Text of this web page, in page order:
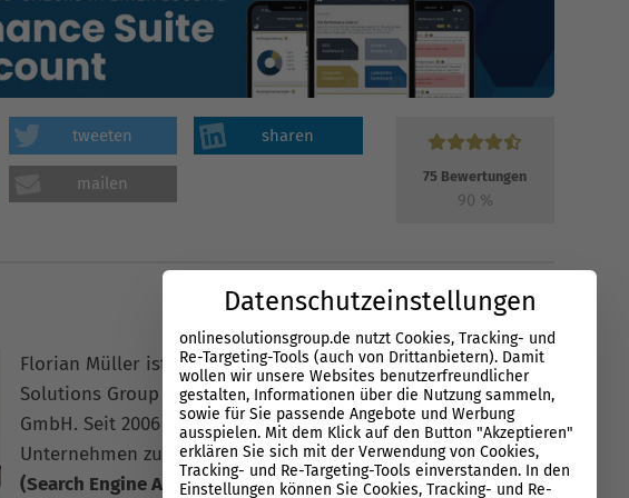
tweeten sharen
mailen 75 Bewertungen
90 %
Florian Müller ist Gründer und Geschäftsführer der Online
Solutions Group GmbH (OSG) sowie der Performance Suite
GmbH. Seit 2006 ist er aufSearchspezialisiert und berät
Unternehmen zu
SEO(Search Engine Optimization),SEA
(Search Engine Advertising) und GEO (Generative Engine
Datenschutzeinstellungen
onlinesolutionsgroup.de nutzt Cookies, Tracking- und
Re-Targeting-Tools (auch von Drittanbietern). Damit
wollen wir unsere Websites benutzerfreundlicher
gestalten, Informationen über die Nutzung sammeln,
sowie für Sie passende Angebote und Werbung
ausspielen. Mit dem Klick auf den Button "Akzeptieren"
erklären Sie sich mit der Verwendung von Cookies,
Tracking- und Re-Targeting-Tools einverstanden. In den
Einstellungen können Sie Cookies, Tracking- und Re-